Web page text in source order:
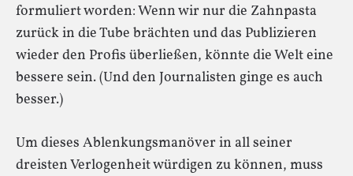
formuliert worden: Wenn wir nur die Zahnpasta
zurück in die Tube brächten und das Publizieren
wieder den Profis überließen, könnte die Welt eine
bessere sein. (Und den Journalisten ginge es auch
besser.)
Um dieses Ablenkungsmanöver in all seiner
dreisten Verlogenheit würdigen zu können, muss